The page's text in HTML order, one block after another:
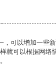
，可以增加一些
就可以根据网络